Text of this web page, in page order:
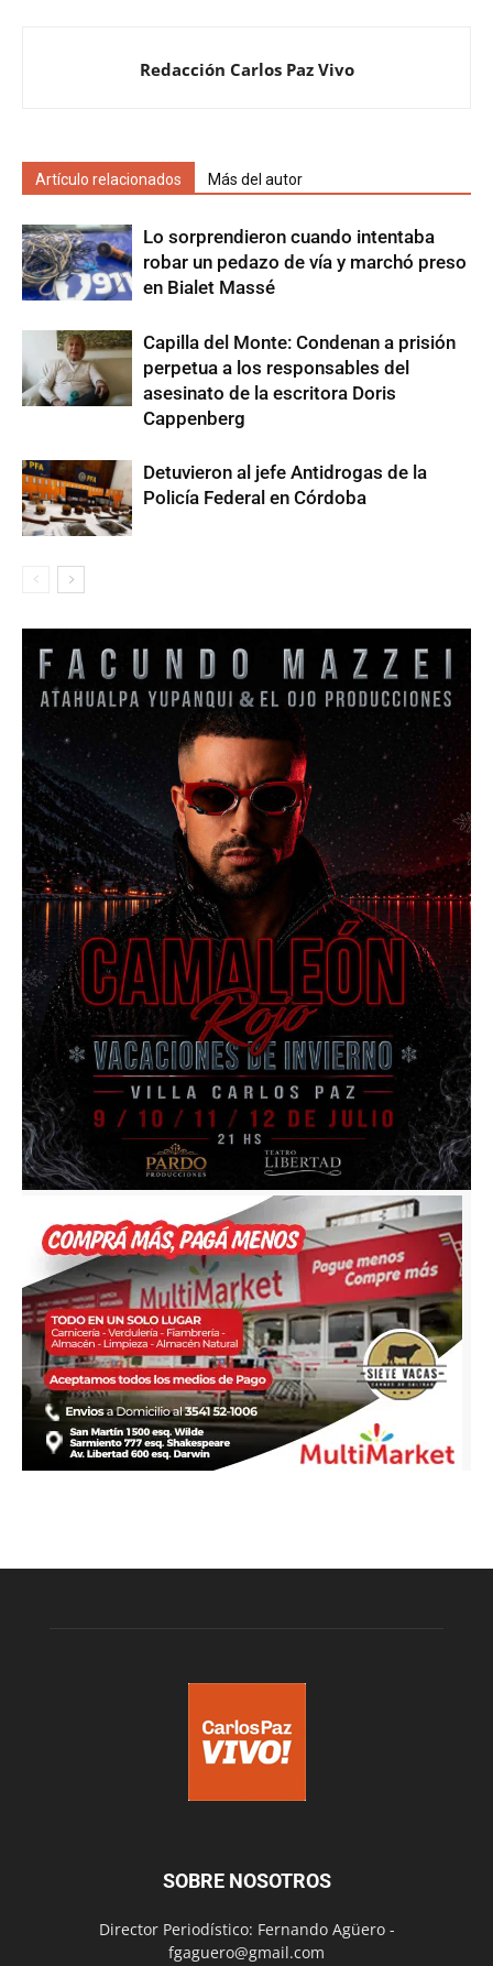
Redacción Carlos Paz Vivo
Artículo relacionados Más del autor
Lo sorprendieron cuando intentaba
robar un pedazo de vía y marchó preso
en Bialet Massé
Capilla del Monte: Condenan a prisión
perpetua a los responsables del
asesinato de la escritora Doris
Cappenberg
Detuvieron al jefe Antidrogas de la
Policía Federal en Córdoba
SOBRE NOSOTROS
Director Periodístico: Fernando Agüero -
fgaguero@gmail.com